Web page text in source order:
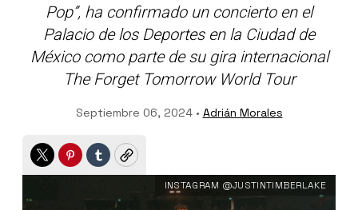
Pop”, ha confirmado un concierto en el
Palacio de los Deportes en la Ciudad de
México como parte de su gira internacional
The Forget Tomorrow World Tour
Septiembre 06, 2024 • Adrián Morales
TwitterPinterest
TumblrCopy
INSTAGRAM @JUSTINTIMBERLAKE